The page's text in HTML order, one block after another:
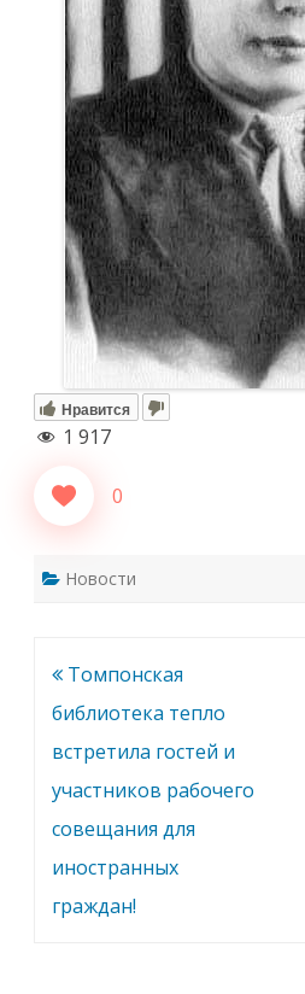
Нравится
1 917
0
Новости
Навигация
по
записям
Томпонская
библиотека тепло
встретила гостей и
участников рабочего
совещания для
иностранных
граждан!